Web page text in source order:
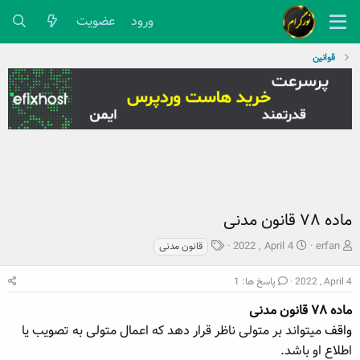
ورود عضویت
قوانین
ماده ۷۸ قانون مدنی
ش
و
ک
ن
ن
erfan
ت
ر
خ
ش
2022 , April 4
ب
ه
قانون مدنی
2022 , April 4 پاسخ ها: 1
ماده ۷۸ قانون مدنی
واقفمیتواند بر متولی ناظر قرار دهد که اعمال متولی به تصویب یا
اطلاع او باشد.